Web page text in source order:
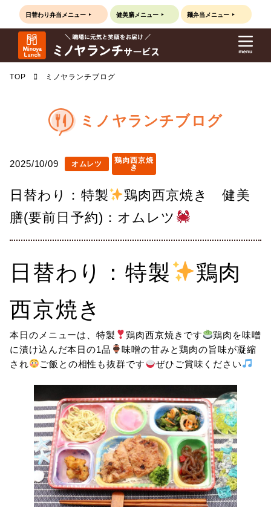
日替わり弁当 メニュー 健美膳メニュー 麺弁当 メニュー
TOP ミノヤランチブログ
ミノヤランチブログ
2025/10/09 オムレツ
鶏肉西京焼
き
日替わり：特製
鶏肉西京焼き 健美
膳(要前日予約)：オムレツ
日替わり：特製
鶏肉
西京焼き
本日のメニューは、特製 鶏肉西京焼きです
鶏肉を味噌
に漬け込んだ本日の1品
味噌の甘みと鶏肉の旨味が凝縮
され
ご飯との相性も抜群です ぜひご賞味ください